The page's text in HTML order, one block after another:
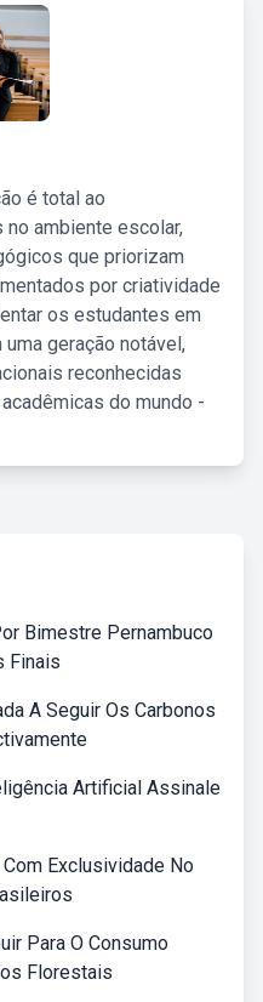
é total ao
ambiente escolar,
que priorizam
por criatividade
os estudantes em
geração notável,
reconhecidas
do mundo -
Bimestre Pernambuco
Finais
A Seguir Os Carbonos
Artificial Assinale
Exclusividade No
Para O Consumo
Florestais